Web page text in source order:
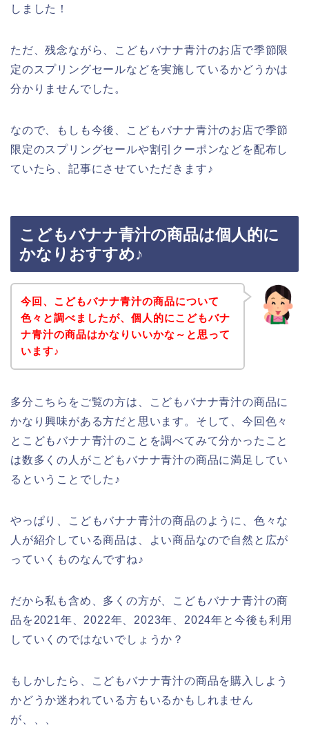
しました！
ただ、残念ながら、こどもバナナ青汁のお店で季節限
定のスプリングセールなどを実施しているかどうかは
分かりませんでした。
なので、もしも今後、こどもバナナ青汁のお店で季節
限定のスプリングセールや割引クーポンなどを配布し
ていたら、記事にさせていただきます♪
こどもバナナ青汁の商品は個人的に
かなりおすすめ♪
今回、こどもバナナ青汁の商品について
色々と調べましたが、個人的にこどもバナ
ナ青汁の商品はかなりいいかな～と思って
います♪
多分こちらをご覧の方は、こどもバナナ青汁の商品に
かなり興味がある方だと思います。そして、今回色々
とこどもバナナ青汁のことを調べてみて分かったこと
は数多くの人がこどもバナナ青汁の商品に満足してい
るということでした♪
やっぱり、こどもバナナ青汁の商品のように、色々な
人が紹介している商品は、よい商品なので自然と広が
っていくものなんですね♪
だから私も含め、多くの方が、こどもバナナ青汁の商
品を2021年、2022年、2023年、2024年と今後も利用
していくのではないでしょうか？
もしかしたら、こどもバナナ青汁の商品を購入しよう
かどうか迷われている方もいるかもしれません
が、、、